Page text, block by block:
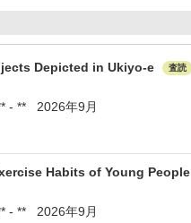
Depicted in Ukiyo-e 査読
- ** 2026年9月
Habits of Young People
- ** 2026年9月